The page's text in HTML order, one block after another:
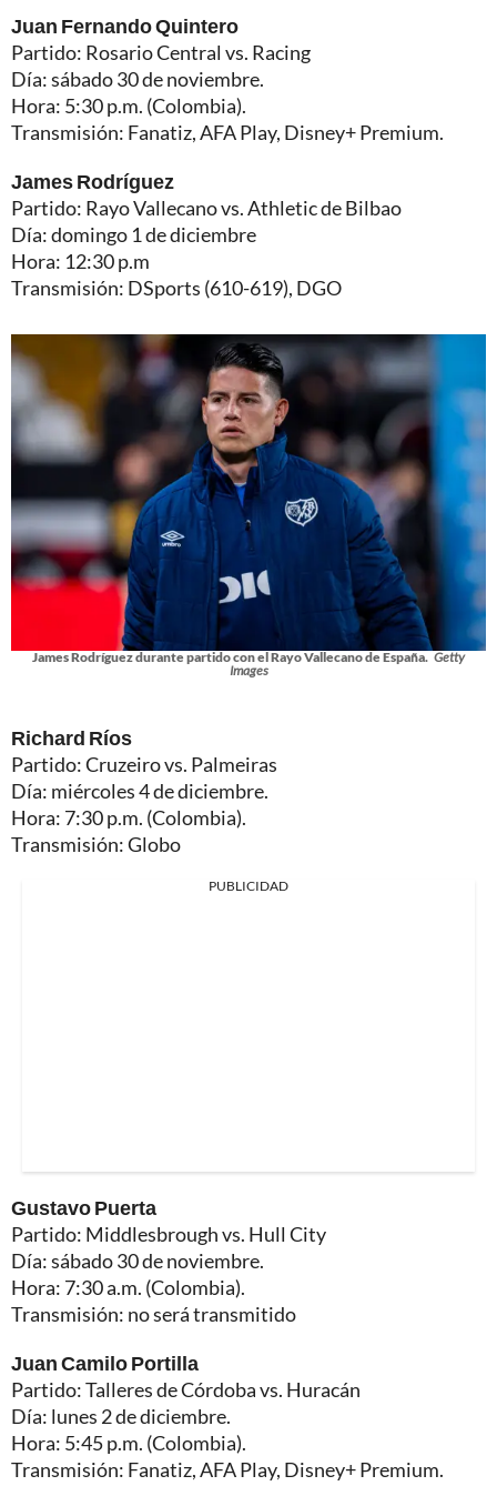
Juan Fernando Quintero
Partido: Rosario Central vs. Racing
Día: sábado 30 de noviembre.
Hora: 5:30 p.m. (Colombia).
Transmisión: Fanatiz, AFA Play, Disney+ Premium.
James Rodríguez
Partido: Rayo Vallecano vs. Athletic de Bilbao
Día: domingo 1 de diciembre
Hora: 12:30 p.m
Transmisión: DSports (610-619), DGO
James Rodríguez durante partido con el Rayo Vallecano de España. Getty
Images
Richard Ríos
Partido: Cruzeiro vs. Palmeiras
Día: miércoles 4 de diciembre.
Hora: 7:30 p.m. (Colombia).
Transmisión: Globo
PUBLICIDAD
Gustavo Puerta
Partido: Middlesbrough vs. Hull City
Día: sábado 30 de noviembre.
Hora: 7:30 a.m. (Colombia).
Transmisión: no será transmitido
Juan Camilo Portilla
Partido: Talleres de Córdoba vs. Huracán
Día: lunes 2 de diciembre.
Hora: 5:45 p.m. (Colombia).
Transmisión: Fanatiz, AFA Play, Disney+ Premium.